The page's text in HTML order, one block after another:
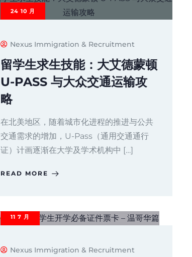
24 10 月
Nexus Immigration & Recruitment
留学生求生技能：大艾德蒙顿
U-PASS 与大众交通运输攻
略
在北美地区，随着城市化进程的推进与公共
交通需求的增加，U-Pass（通用交通通行
证）计画逐渐在大学及学术机构中 […]
READ MORE
11 7 月
Nexus Immigration & Recruitment